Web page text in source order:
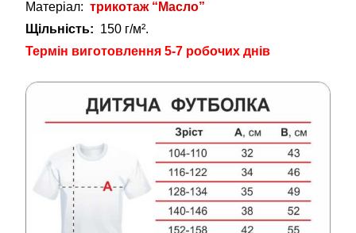
Матеріал: трикотаж “Масло”
Щільність: 150 г/м².
Термін виготовлення 5-7 робочих днів